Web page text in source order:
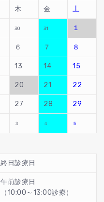
木 金 土
30 31 １
６ ７ ８
13 14 15
20 21 22
27 28 29
３ ４ ５
終日診療日
午前診療日
（10:00～13:00診療）